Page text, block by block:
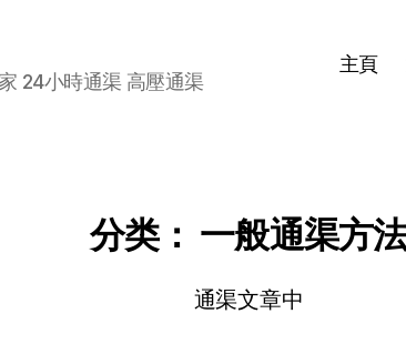
24小時通渠 高壓通渠
主頁
分类： 一般通渠方
通渠文章中